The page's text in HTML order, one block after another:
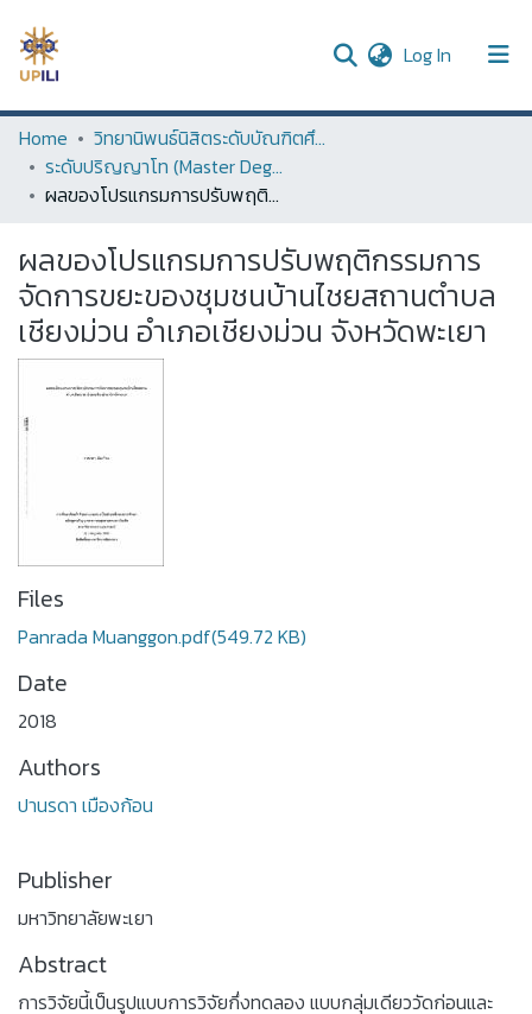
Log In (current)
UPDC
Communities & Collections
Statistics
Home
วิทยานิพนธ์นิสิตระดับบัณฑิตศึกษา (Thesis of Graduate Students)
ระดับปริญญาโท (Master Degree)
ผลของโปรแกรมการปรับพฤติกรรมการจัดการขยะของชุมชนบ้านไชยสถานตำบลเชียงม่วน อำเภอเชียงม่วน จังหวัดพะเยา
ผลของโปรแกรมการปรับพฤติกรรมการ
จัดการขยะของชุมชนบ้านไชยสถานตำบล
เชียงม่วน อำเภอเชียงม่วน จังหวัดพะเยา
Files
Panrada Muanggon.pdf(549.72 KB)
Date
2018
Authors
ปานรดา เมืองก้อน
Publisher
มหาวิทยาลัยพะเยา
Abstract
การวิจัยนี้เป็นรูปแบบการวิจัยกึ่งทดลอง แบบกลุ่มเดียววัดก่อนและ